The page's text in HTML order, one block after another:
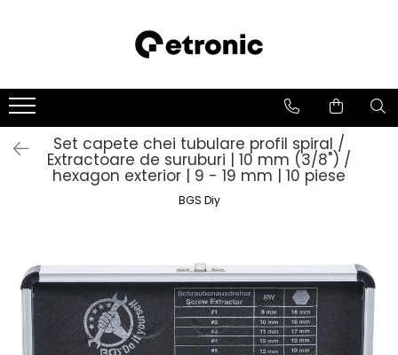
Set capete chei tubulare profil spiral /
Extractoare de suruburi | 10 mm (3/8") /
hexagon exterior | 9 - 19 mm | 10 piese
BGS Diy